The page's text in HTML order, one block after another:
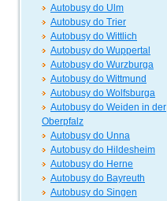
Autobusy do Ulm
Autobusy do Trier
Autobusy do Wittlich
Autobusy do Wuppertal
Autobusy do Wurzburga
Autobusy do Wittmund
Autobusy do Wolfsburga
Autobusy do Weiden in der
Oberpfalz
Autobusy do Unna
Autobusy do Hildesheim
Autobusy do Herne
Autobusy do Bayreuth
Autobusy do Singen